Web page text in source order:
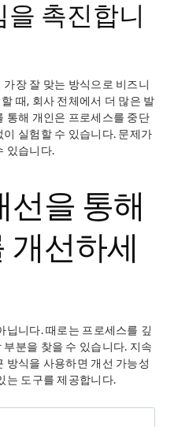
촉진합니
장 잘 맞는 방식으로 비즈니
때, 회사 전체에서 더 많은 발
통해 개인은 프로세스를 중단
실험할 수 있습니다. 문제가
있습니다.
선을 통해
개선하세
닙니다. 때로는 프로세스를 깊
분을 찾을 수 있습니다. 지속
방식을 사용하면 개선 가능성
는 도구를 제공합니다.